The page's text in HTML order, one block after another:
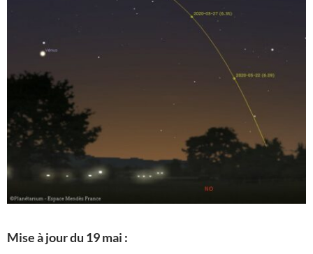
Mise à jour du 19 mai :